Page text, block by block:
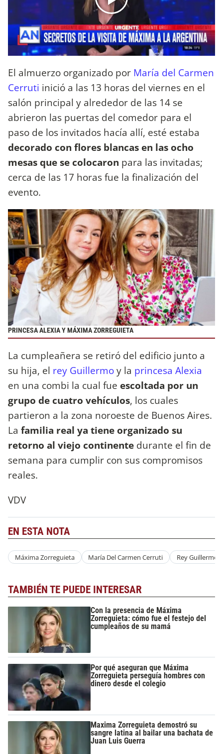
El almuerzo organizado por María del Carmen
Cerruti inició a las 13 horas del viernes en el
salón principal y alrededor de las 14 se
abrieron las puertas del comedor para el
paso de los invitados hacía allí, esté estaba
decorado con flores blancas en las ocho
mesas que se colocaron para las invitadas;
cerca de las 17 horas fue la finalización del
evento.
PRINCESA ALEXIA Y MÁXIMA ZORREGUIETA
La cumpleañera se retiró del edificio junto a
su hija, el rey Guillermoy la princesa Alexia
en una combi la cual fue escoltada por un
grupo de cuatro vehículos, los cuales
partieron a la zona noroeste de Buenos Aires.
La familia real ya tiene organizado su
retorno al viejo continente durante el fin de
semana para cumplir con sus compromisos
reales.
VDV
EN ESTA NOTA
Máxima Zorreguieta María Del Carmen Cerruti Rey Guillermo
TAMBIÉN TE PUEDE INTERESAR
Con la presencia de Máxima
Zorreguieta: cómo fue el festejo del
cumpleaños de su mamá
Por qué aseguran que Máxima
Zorreguieta perseguía hombres con
dinero desde el colegio
Maxima Zorreguieta demostró su
sangre latina al bailar una bachata de
Juan Luis Guerra